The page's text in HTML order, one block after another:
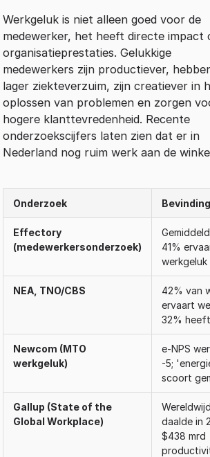
Werkgeluk is niet alleen goed voor de
medewerker, het heeft directe impact
organisatieprestaties. Gelukkige
medewerkers zijn productiever,
lager ziekteverzuim, zijn creatiever in
oplossen van problemen en zorgen
hogere klanttevredenheid. Recente
onderzoekscijfers laten zien dat er in
Nederland nog ruim werk aan de
Onderzoek Bevinding
Effectory
(medewerkersonderzoek)
41%
werkgeluk
NEA, TNO/CBS
42% van
ervaart
32%
Newcom (MTO
werkgeluk)
e-NPS
-5;
scoort
Gallup (State of the
Global Workplace)
daalde in
$438 mrd